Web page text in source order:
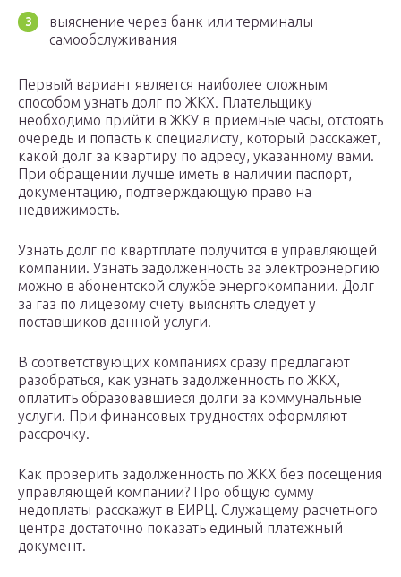
выяснение через банк или терминалы
самообслуживания
Первый вариант является наиболее сложным
способом узнать долг по ЖКХ. Плательщику
необходимо прийти в ЖКУ в приемные часы, отстоять
очередь и попасть к специалисту, который расскажет,
какой долг за квартиру по адресу, указанному вами.
При обращении лучше иметь в наличии паспорт,
документацию, подтверждающую право на
недвижимость.
Узнать долг по квартплате получится в управляющей
компании. Узнать задолженность за электроэнергию
можно в абонентской службе энергокомпании. Долг
за газ по лицевому счету выяснять следует у
поставщиков данной услуги.
В соответствующих компаниях сразу предлагают
разобраться, как узнать задолженность по ЖКХ,
оплатить образовавшиеся долги за коммунальные
услуги. При финансовых трудностях оформляют
рассрочку.
Как проверить задолженность по ЖКХ без посещения
управляющей компании? Про общую сумму
недоплаты расскажут в ЕИРЦ. Служащему расчетного
центра достаточно показать единый платежный
документ.